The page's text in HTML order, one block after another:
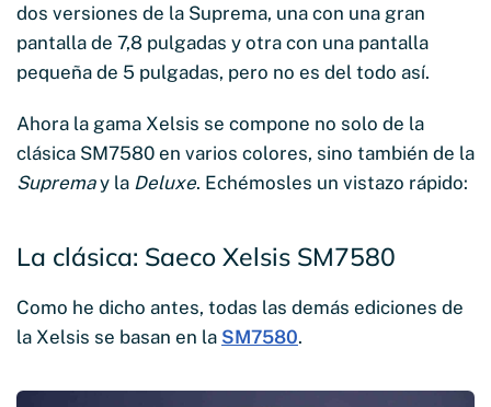
dos versiones de la Suprema, una con una gran
pantalla de 7,8 pulgadas y otra con una pantalla
pequeña de 5 pulgadas, pero no es del todo así.
Ahora la gama Xelsis se compone no solo de la
clásica SM7580 en varios colores, sino también de la
Supremay la Deluxe. Echémosles un vistazo rápido:
La clásica: Saeco Xelsis SM7580
Como he dicho antes, todas las demás ediciones de
la Xelsis se basan en la SM7580.